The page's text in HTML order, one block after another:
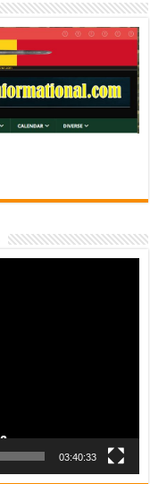
03:40:33